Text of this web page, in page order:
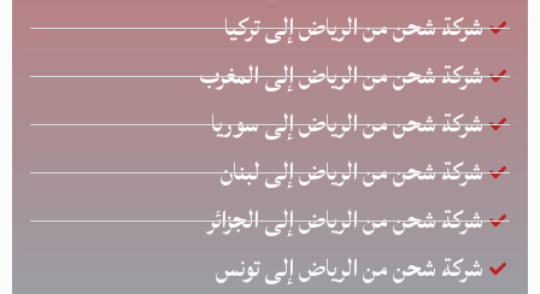
شركة شحن من الرياض إلى تركيا
شركة شحن من الرياض إلى المغرب
شركة شحن من الرياض إلى سوريا
شركة شحن من الرياض إلى لبنان
شركة شحن من الرياض إلى الجزائر
شركة شحن من الرياض إلى تونس